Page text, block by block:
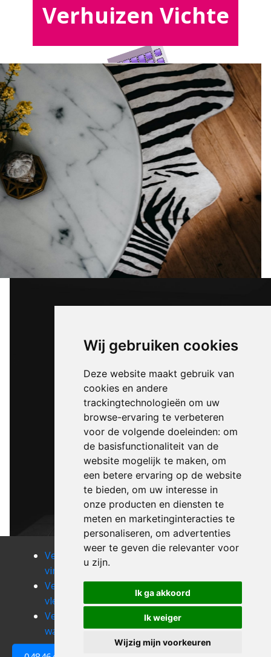
Wij gebruiken cookies
Deze website maakt gebruik van
cookies en andere
trackingtechnologieën om uw
browse-ervaring te verbeteren
voor de volgende doeleinden: om
de basisfunctionaliteit van de
website mogelijk te maken, om
een betere ervaring op de website
te bieden, om uw interesse in
onze producten en diensten te
meten en marketinginteracties te
personaliseren, om advertenties
weer te geven die relevanter voor
u zijn.
Ik ga akkoord
Ik weiger
Wijzig mijn voorkeuren
0484648161
Verhuizen Vichte
Verhuizen
vinkem
Verhuizen
Verhuizen
Verhuizen
vleteren
Verhuizen
vlissegem
Verhuizen
voormezele
Verhuizen
waardamme
Verhuizen
waarmaarde
Verhuizen
wakken